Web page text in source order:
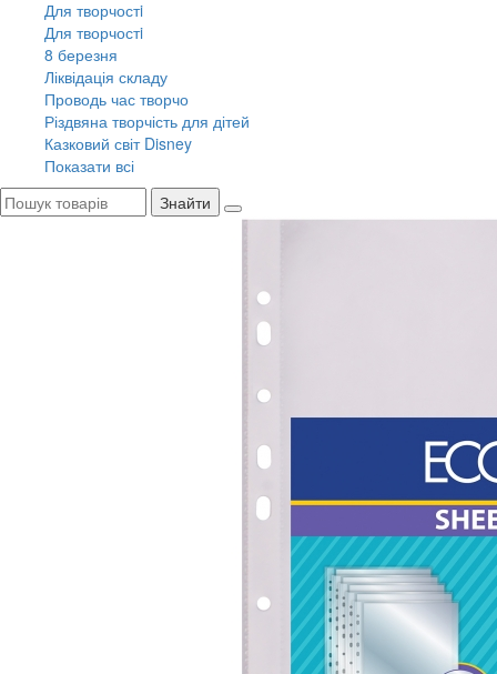
Для творчостi
Для творчостi
8 березня
Ліквідація складу
Проводь час творчо
Різдвяна творчість для дітей
Казковий світ Disney
Показати всі
Знайти